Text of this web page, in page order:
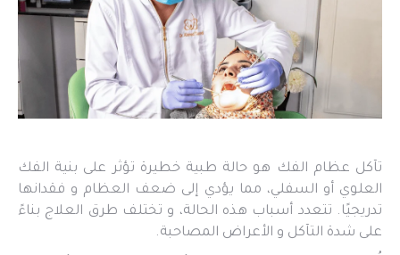
تآكل عظام الفك هو حالة طبية خطيرة تؤثر على بنية الفك
العلوي أو السفلي، مما يؤدي إلى ضعف العظام و فقدانها
تدريجيًا. تتعدد أسباب هذه الحالة، و تختلف طرق العلاج بناءً
على شدة التآكل و الأعراض المصاحبة.